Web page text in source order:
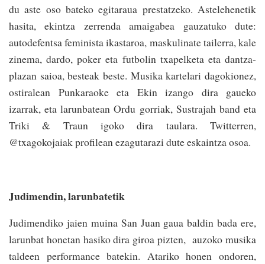
du aste oso bateko egitaraua prestatzeko. Astelehenetik
hasita, ekintza zerrenda amaigabea gauzatuko dute:
autodefentsa feminista ikastaroa, maskulinate tailerra, kale
zinema, dardo, poker eta futbolin txapelketa eta dantza-
plazan saioa, besteak beste. Musika kartelari dagokionez,
ostiralean Punkaraoke eta Ekin izango dira gaueko
izarrak, eta larunbatean Ordu gorriak, Sustrajah band eta
Triki & Traun igoko dira taulara. Twitterren,
@txagokojaiak profilean ezagutarazi dute eskaintza osoa.
Judimendin, larunbatetik
Judimendiko jaien muina San Juan gaua baldin bada ere,
larunbat honetan hasiko dira giroa pizten, auzoko musika
taldeen performance batekin. Atariko honen ondoren,